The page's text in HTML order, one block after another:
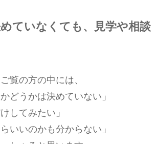
ていなくても、見学や相談
覧の方の中には、
どうかは決めていない」
してみたい」
いいのかも分からない」